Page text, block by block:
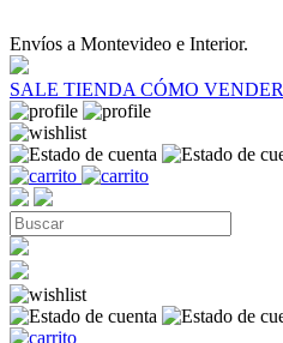
Envíos a Montevideo e Interior.
SALE TIENDA CÓMO VENDER